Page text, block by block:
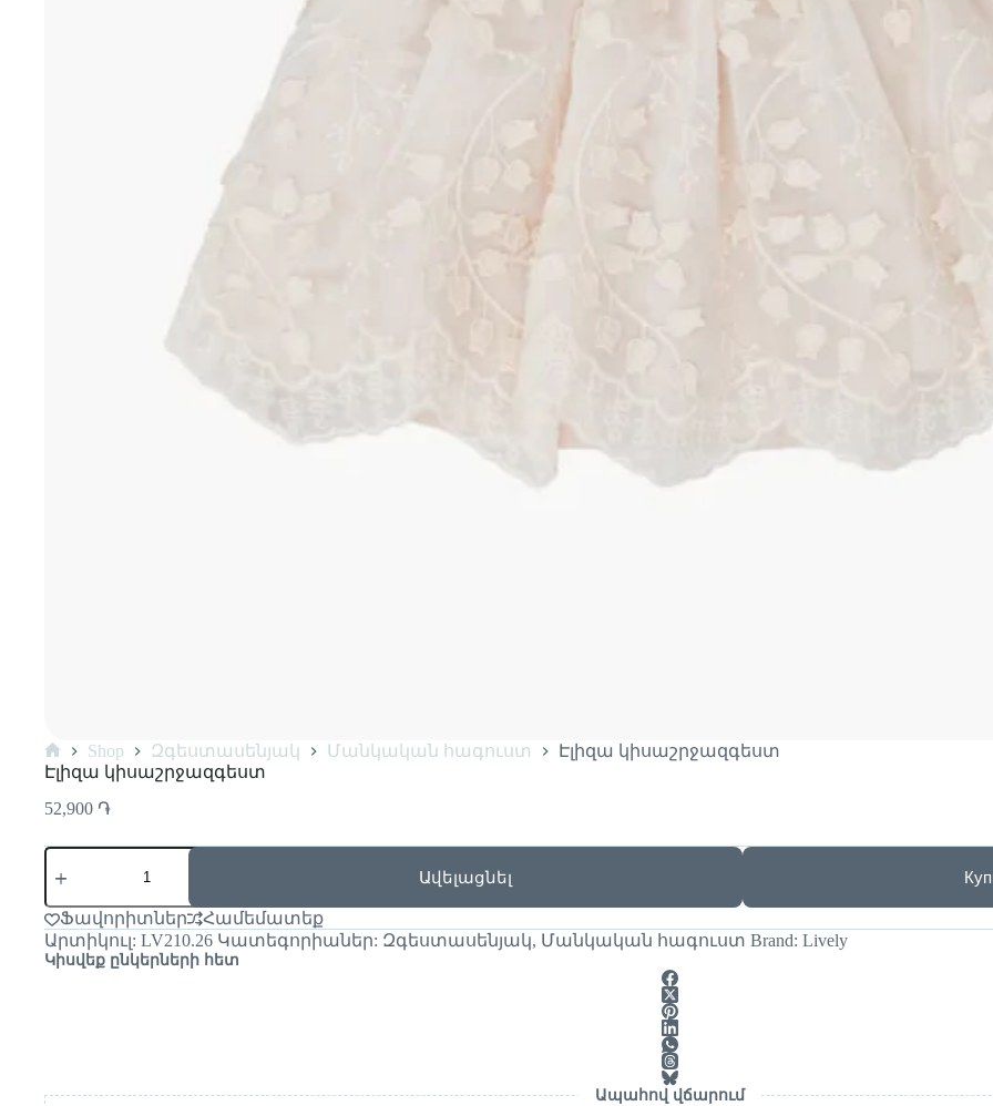
Shop Զգեստասենյակ Մանկական հագուստ
Էլիզա կիսաշրջազգեստ
Էլիզա կիսաշրջազգեստ
52,900 ֏
Ավելացնել
Ֆավորիտներ
Համեմատեք
Արտիկուլ: LV210.26 Կատեգորիաներ: Զգեստասենյակ, Մանկական հագուստ Brand: Lively
Կիսվեք ընկերների հետ
Ապահով վճարում